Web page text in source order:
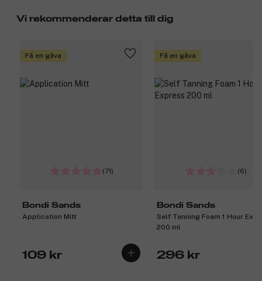
Vi rekommenderar detta till dig
Få en gåva
(71)
Bondi Sands
Application Mitt
109 kr
Få en gåva
(6)
Bondi Sands
Self Tanning Foam 1 Hour
200 ml
296 kr